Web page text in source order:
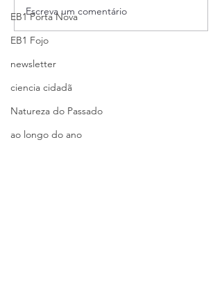
EB1 Porta Nova
EB1 Fojo
newsletter
ciencia cidadã
Natureza do Passado
ao longo do ano
Escreva um comentário